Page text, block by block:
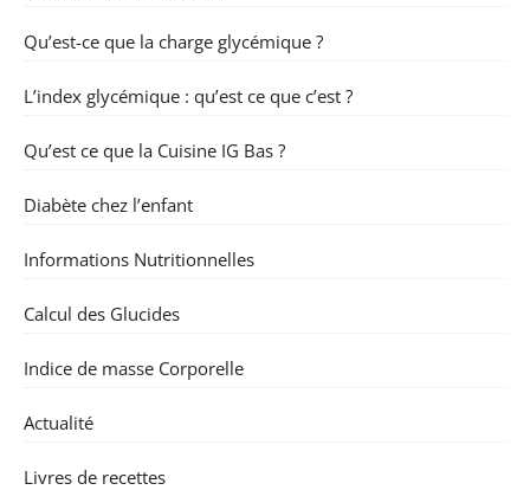
Qu’est-ce que la charge glycémique ?
L’index glycémique : qu’est ce que c’est ?
Qu’est ce que la Cuisine IG Bas ?
Diabète chez l’enfant
Informations Nutritionnelles
Calcul des Glucides
Indice de masse Corporelle
Actualité
Livres de recettes